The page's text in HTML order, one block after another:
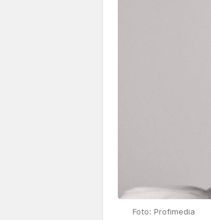
Foto: Profimedia